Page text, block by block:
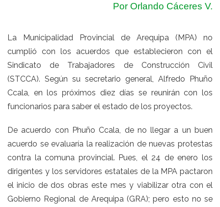
Por Orlando Cáceres V.
La Municipalidad Provincial de Arequipa (MPA) no
cumplió con los acuerdos que establecieron con el
Sindicato de Trabajadores de Construcción Civil
(STCCA). Según su secretario general, Alfredo Phuño
Ccala, en los próximos diez días se reunirán con los
funcionarios para saber el estado de los proyectos.
De acuerdo con Phuño Ccala, de no llegar a un buen
acuerdo se evaluaría la realización de nuevas protestas
contra la comuna provincial. Pues, el 24 de enero los
dirigentes y los servidores estatales de la MPA pactaron
el inicio de dos obras este mes y viabilizar otra con el
Gobierno Regional de Arequipa (GRA); pero esto no se